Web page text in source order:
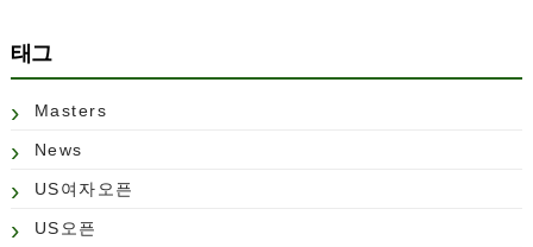
태그
Masters
News
US여자오픈
US오픈